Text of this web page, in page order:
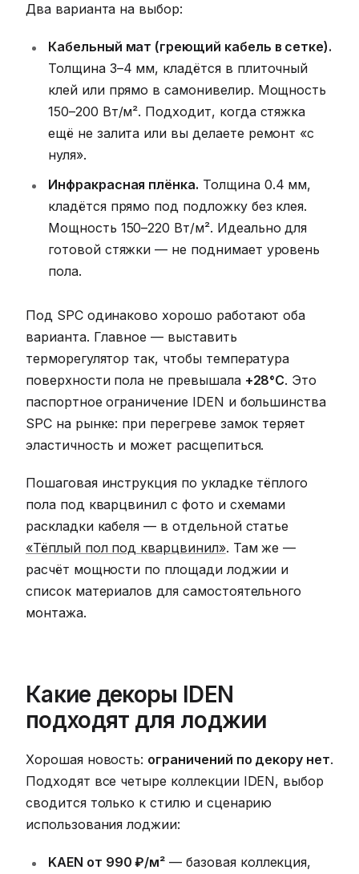
Два варианта на выбор:
Кабельный мат (греющий кабель в сетке).
Толщина 3–4 мм, кладётся в плиточный
клей или прямо в самонивелир. Мощность
150–200 Вт/м². Подходит, когда стяжка
ещё не залита или вы делаете ремонт «с
нуля».
Инфракрасная плёнка. Толщина 0.4 мм,
кладётся прямо под подложку без клея.
Мощность 150–220 Вт/м². Идеально для
готовой стяжки — не поднимает уровень
пола.
Под SPC одинаково хорошо работают оба
варианта. Главное — выставить
терморегулятор так, чтобы температура
поверхности пола не превышала +28°C. Это
паспортное ограничение IDEN и большинства
SPC на рынке: при перегреве замок теряет
эластичность и может расщепиться.
Пошаговая инструкция по укладке тёплого
пола под кварцвинил с фото и схемами
раскладки кабеля — в отдельной статье
«Тёплый пол под кварцвинил». Там же —
расчёт мощности по площади лоджии и
список материалов для самостоятельного
монтажа.
Какие декоры IDEN
подходят для лоджии
Хорошая новость: ограничений по декору нет.
Подходят все четыре коллекции IDEN, выбор
сводится только к стилю и сценарию
использования лоджии:
KAEN от 990 ₽/м² — базовая коллекция,